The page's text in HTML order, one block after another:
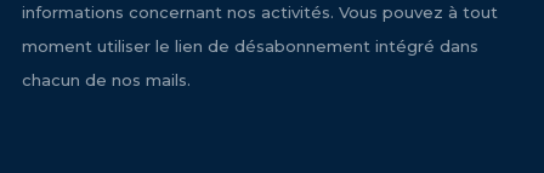
informations concernant nos activités. Vous pouvez à tout
moment utiliser le lien de désabonnement intégré dans
chacun de nos mails.